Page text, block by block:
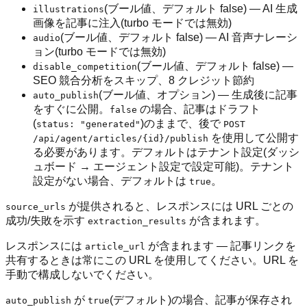
illustrations(ブール値、デフォルト false) — AI 生成
画像を記事に注入(turbo モードでは無効)
audio(ブール値、デフォルト false) — AI 音声ナレーシ
ョン(turbo モードでは無効)
disable_competition(ブール値、デフォルト false) —
SEO 競合分析をスキップ、8 クレジット節約
auto_publish(ブール値、オプション) — 生成後に記事
をすぐに公開。
false の場合、記事はドラフト
(status: "generated" )のままで、後で POST
/api/agent/articles/{id}/publish を使用して公開す
る必要があります。デフォルトはテナント設定(ダッシ
ュボード → エージェント設定で設定可能)。テナント
設定がない場合、デフォルトは true。
source_urls が提供されると、レスポンスには URL ごとの
成功/失敗を示す extraction_results が含まれます。
レスポンスには article_url が含まれます — 記事リンクを
共有するときは常にこの URL を使用してください。URL を
手動で構成しないでください。
auto_publish が true(デフォルト)の場合、記事が保存され